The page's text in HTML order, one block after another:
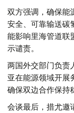
双方强调，确保能
安全、可靠输送碳
能影响里海管道联
示谴责。
两国外交部门负责
亚在能源领域开展
确保双边合作保持
会谈最后，措尤邀